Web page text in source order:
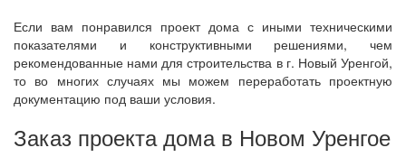
Если вам понравился проект дома с иными техническими
показателями и конструктивными решениями, чем
рекомендованные нами для строительства в г. Новый Уренгой,
то во многих случаях мы можем переработать проектную
документацию под ваши условия.
Заказ проекта дома в Новом Уренгое